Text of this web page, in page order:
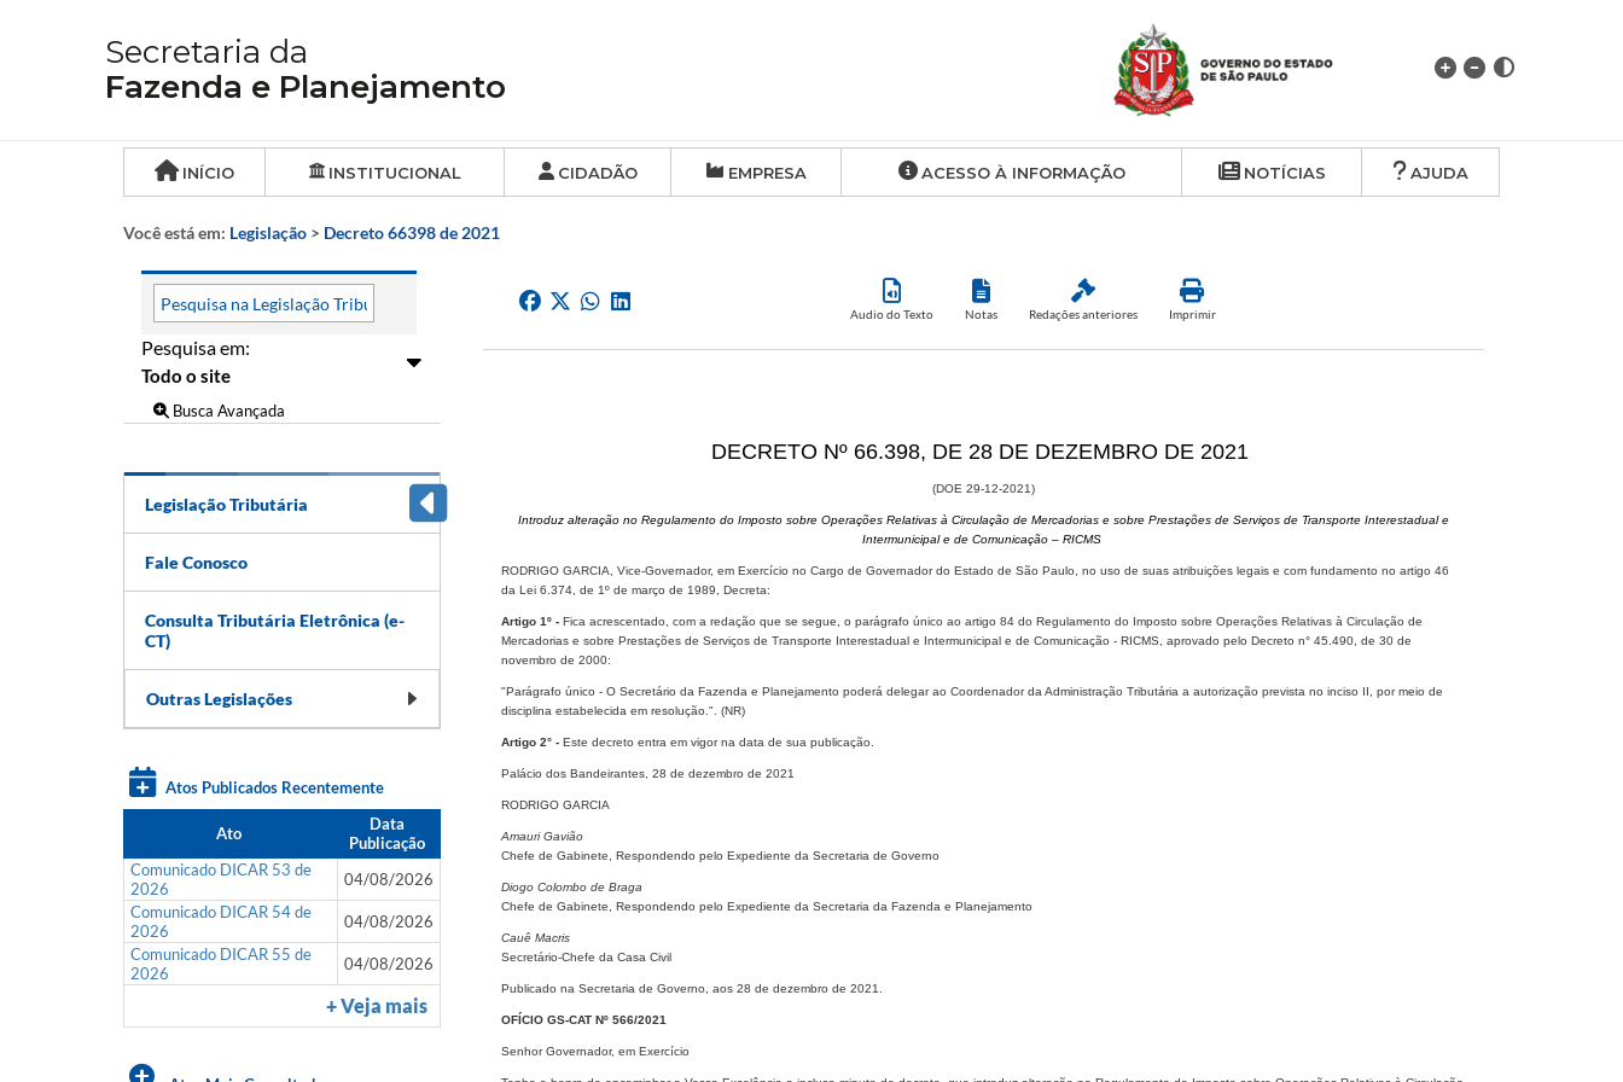
Secretaria da
Fazenda e Planejamento
INÍCIO INSTITUCIONAL CIDADÃO EMPRESA ACESSO À INFORMAÇÃO NOTÍCIAS AJUDA
Você está em: Legislação > Decreto 66398 de 2021
Pesquisa em:
Busca Avançada
Legislação Tributária
Fale Conosco
Consulta Tributária Eletrônica (e-
CT)
Outras Legislações
Atos Publicados Recentemente
Ato
Data
Publicação
Comunicado DICAR 53 de
2026
04/08/2026
Comunicado DICAR 54 de
2026
04/08/2026
Comunicado DICAR 55 de
2026
04/08/2026
+ Veja mais
Audio do Texto Notas Redações anteriores Imprimir
​DECRETO Nº 66.398, DE 28 DE DEZEMBRO DE 2021
(DOE 29-12-2021)
Introduz alteração no Regulamento do Imposto sobre Operações Relativas à Circulação de Mercadorias e sobre Prestações de Serviços de Transporte Interestadual e
Intermunicipal e de Comunicação – RICMS
RODRIGO GARCIA, Vice-Governador, em Exercício no Cargo de Governador do Estado de São Paulo, no uso de suas atribuições legais e com fundamento no artigo 46
da Lei 6.374, de 1º de março de 1989, Decreta:
Artigo 1º -Fica acrescentado, com a redação que se segue, o parágrafo único ao artigo 84 do Regulamento do Imposto sobre Operações Relativas à Circulação de
Mercadorias e sobre Prestações de Serviços de Transporte Interestadual e Intermunicipal e de Comunicação - RICMS, aprovado pelo Decreto n° 45.490, de 30 de
novembro de 2000:
"Parágrafo único - O Secretário da Fazenda e Planejamento poderá delegar ao Coordenador da Administração Tributária a autorização prevista no inciso II, por meio de
disciplina estabelecida em resolução.". (NR)
Artigo 2° -Este decreto entra em vigor na data de sua publicação.
Palácio dos Bandeirantes, 28 de dezembro de 2021
RODRIGO GARCIA
Amauri Gavião
Chefe de Gabinete, Respondendo pelo Expediente da Secretaria de Governo
Diogo Colombo de Braga
Chefe de Gabinete, Respondendo pelo Expediente da Secretaria da Fazenda e Planejamento
Cauê Macris
Secretário-Chefe da Casa Civil
Publicado na Secretaria de Governo, aos 28 de dezembro de 2021.
OFÍCIO GS-CAT Nº 566/2021
Senhor Governador, em Exercício